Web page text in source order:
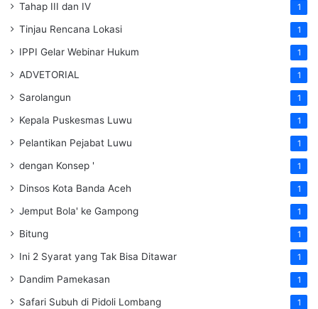
Tahap III dan IV 1
Tinjau Rencana Lokasi 1
IPPI Gelar Webinar Hukum 1
ADVETORIAL 1
Sarolangun 1
Kepala Puskesmas Luwu 1
Pelantikan Pejabat Luwu 1
dengan Konsep ' 1
Dinsos Kota Banda Aceh 1
Jemput Bola' ke Gampong 1
Bitung 1
Ini 2 Syarat yang Tak Bisa Ditawar 1
Dandim Pamekasan 1
Safari Subuh di Pidoli Lombang 1